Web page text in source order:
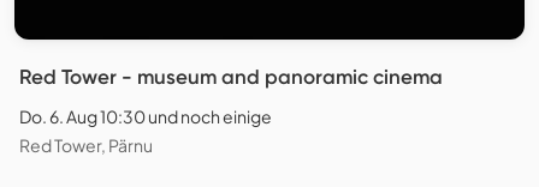
Red Tower - museum and panoramic cinema
Do. 6. Aug 10:30 und noch einige
Red Tower, Pärnu